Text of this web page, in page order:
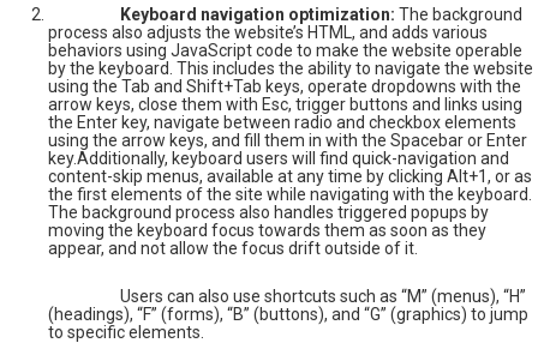
Keyboard navigation optimization: The background
process also adjusts the website’s HTML, and adds various
behaviors using JavaScript code to make the website operable
by the keyboard. This includes the ability to navigate the website
using the Tab and Shift+Tab keys, operate dropdowns with the
arrow keys, close them with Esc, trigger buttons and links using
the Enter key, navigate between radio and checkbox elements
using the arrow keys, and fill them in with the Spacebar or Enter
key.Additionally, keyboard users will find quick-navigation and
content-skip menus, available at any time by clicking Alt+1, or as
the first elements of the site while navigating with the keyboard.
The background process also handles triggered popups by
moving the keyboard focus towards them as soon as they
appear, and not allow the focus drift outside of it.
Users can also use shortcuts such as “M” (menus), “H”
(headings), “F” (forms), “B” (buttons), and “G” (graphics) to jump
to specific elements.